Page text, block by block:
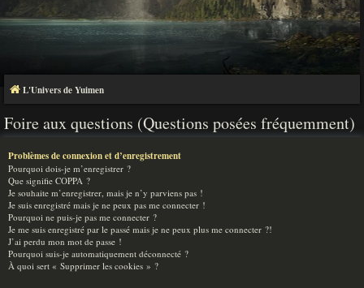
L'Univers de Yuimen
Foire aux questions (Questions posées fréquemment)
Problèmes de connexion et d’enregistrement
Pourquoi dois-je m’enregistrer ?
Que signifie COPPA ?
Je souhaite m’enregistrer, mais je n’y parviens pas !
Je suis enregistré mais je ne peux pas me connecter !
Pourquoi ne puis-je pas me connecter ?
Je me suis enregistré par le passé mais je ne peux plus me connecter ?!
J’ai perdu mon mot de passe !
Pourquoi suis-je automatiquement déconnecté ?
À quoi sert « Supprimer les cookies » ?